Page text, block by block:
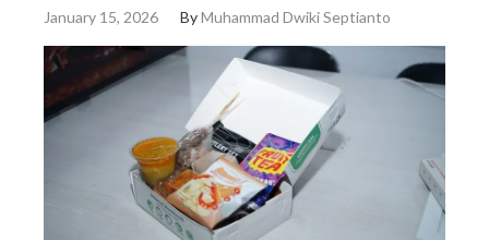
January 15, 2026 ByMuhammad Dwiki Septianto